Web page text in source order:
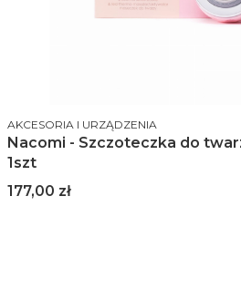
PRODUCENT
AKCESORIA I URZĄDZENIA
Nacomi - Szczoteczka do
1szt
Cena
177,00 zł